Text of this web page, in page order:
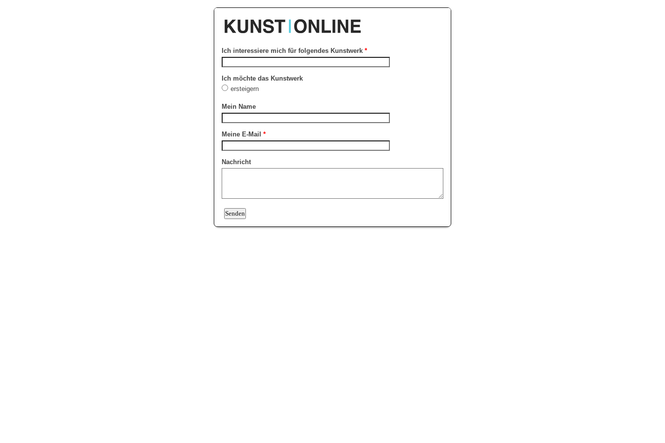
Ich interessiere mich für folgendes Kunstwerk *
Ich möchte das Kunstwerk
ersteigern
Mein Name
Meine E-Mail *
Nachricht